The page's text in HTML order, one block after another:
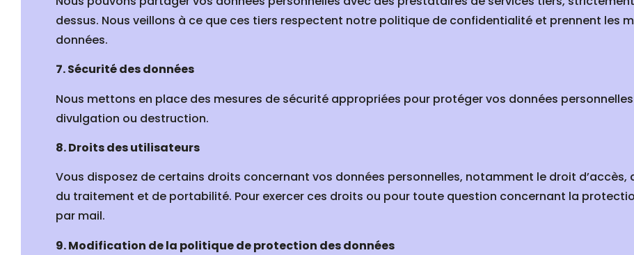
dessus. Nous veillons à ce que ces tiers respectent notre politique de confidentialité et prennent les
données.
7. Sécurité des données
Nous mettons en place des mesures de sécurité appropriées pour protéger vos données
divulgation ou destruction.
8. Droits des utilisateurs
Vous disposez de certains droits concernant vos données personnelles, notamment le droit
du traitement et de portabilité. Pour exercer ces droits ou pour toute question concernant la
par mail.
9. Modification de la politique de protection des données